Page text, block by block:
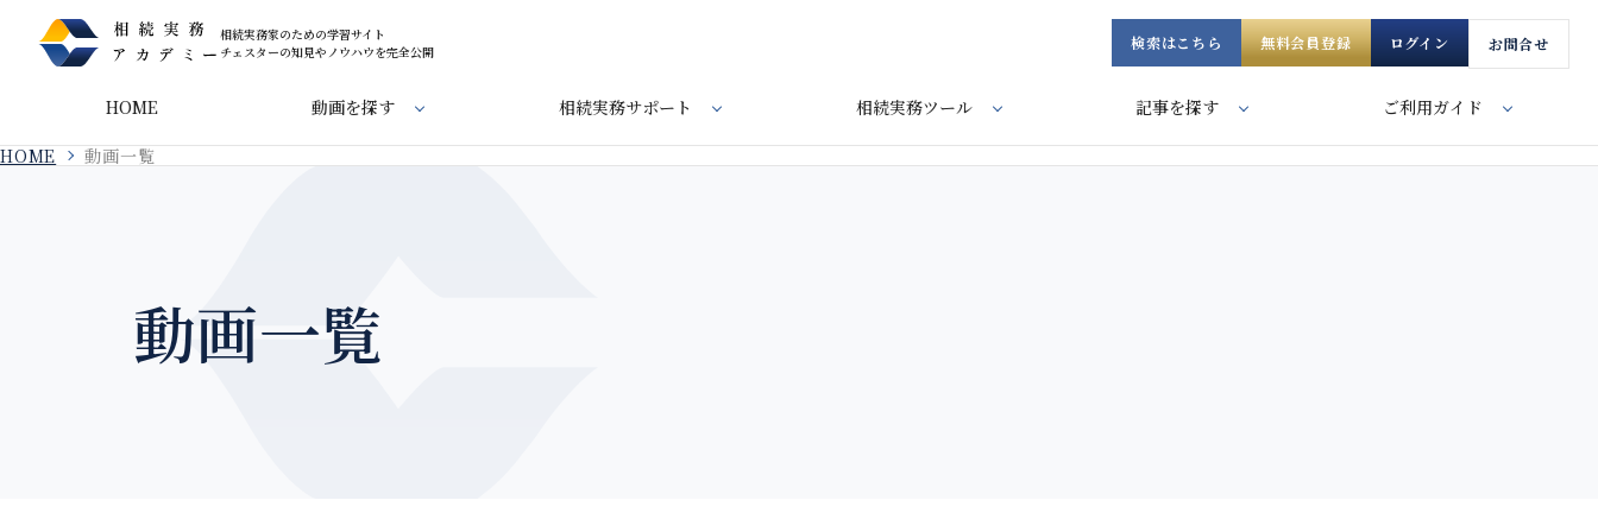
相続実務家のための学習サイト
チェスターの知見やノウハウを完全公開
検索はこちら 無料会員登録 ログイン お問合せ
HOME 動画を探す 相続実務サポート 相続実務ツール 記事を探す ご利用ガイド
HOME 動画一覧
動画一覧